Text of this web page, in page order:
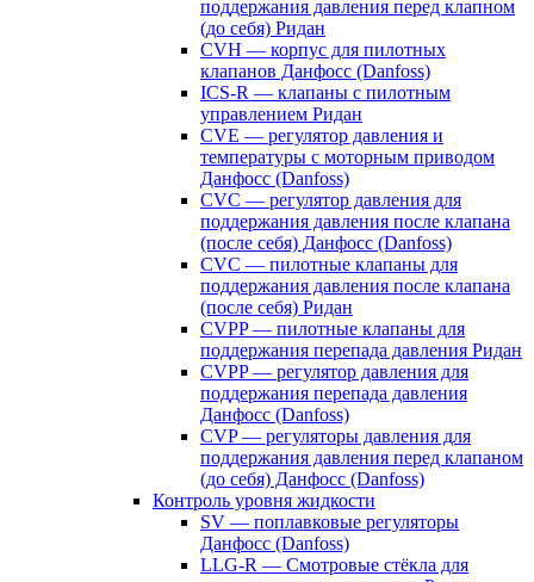
поддержания давления перед клапном
(до себя) Ридан
CVH — корпус для пилотных
клапанов Данфосс (Danfoss)
ICS-R — клапаны с пилотным
управлением Ридан
CVE — регулятор давления и
температуры с моторным приводом
Данфосс (Danfoss)
CVС — регулятор давления для
поддержания давления после клапана
(после себя) Данфосс (Danfoss)
CVС — пилотные клапаны для
поддержания давления после клапана
(после себя) Ридан
CVPP — пилотные клапаны для
поддержания перепада давления Ридан
CVPP — регулятор давления для
поддержания перепада давления
Данфосс (Danfoss)
CVP — регуляторы давления для
поддержания давления перед клапаном
(до себя) Данфосс (Danfoss)
Контроль уровня жидкости
SV — поплавковые регуляторы
Данфосс (Danfoss)
LLG-R — Смотровые стёкла для